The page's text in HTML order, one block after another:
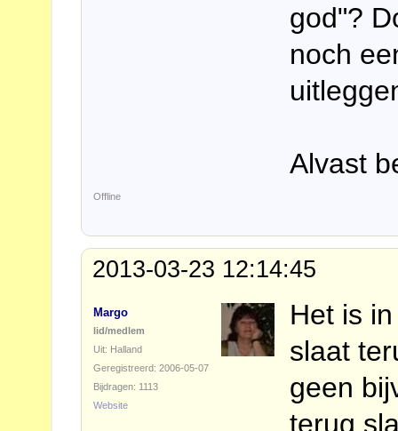
god"?
noch
Alvast
Offline
2013-03-23 12:14:45
Margo
lid/medlem
Uit: Halland
Geregistreerd: 2006-05-07
Bijdragen: 1113
Website
Het is
slaat
geen
terug